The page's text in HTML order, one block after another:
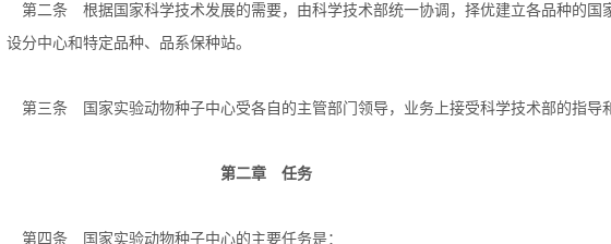
第二条 根据国家科学技术发展的需要，由科学技术部统一协调，择优建立各品种的国
设分中心和特定品种、品系保种站。
第三条 国家实验动物种子中心受各自的主管部门领导，业务上接受科学技术部的指导
第二章 任务
第四条 国家实验动物种子中心的主要任务是：